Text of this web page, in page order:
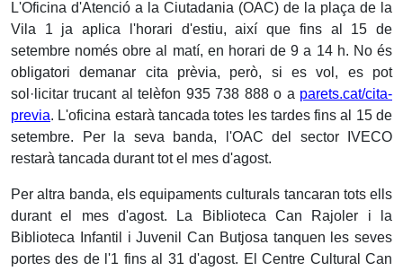
L'Oficina d'Atenció a la Ciutadania (OAC) de la plaça de la
Vila 1 ja aplica l'horari d'estiu, així que fins al 15 de
setembre només obre al matí, en horari de 9 a 14 h. No és
obligatori demanar cita prèvia, però, si es vol, es pot
sol·licitar trucant al telèfon 935 738 888 o a parets.cat/cita-
previa. L'oficina estarà tancada totes les tardes fins al 15 de
setembre. Per la seva banda, l'OAC del sector IVECO
restarà tancada durant tot el mes d'agost.
Per altra banda, els equipaments culturals tancaran tots ells
durant el mes d'agost. La Biblioteca Can Rajoler i la
Biblioteca Infantil i Juvenil Can Butjosa tanquen les seves
portes des de l'1 fins al 31 d'agost. El Centre Cultural Can